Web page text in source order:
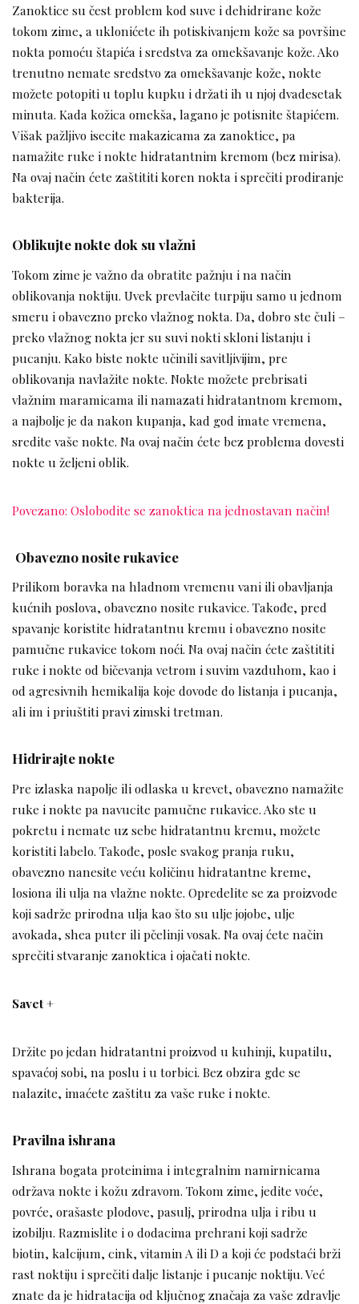
Zanoktice su čest problem kod suve i dehidrirane kože
tokom zime, a uklonićete ih potiskivanjem kože sa površine
nokta pomoću štapića i sredstva za omekšavanje kože. Ako
trenutno nemate sredstvo za omekšavanje kože, nokte
možete potopiti u toplu kupku i držati ih u njoj dvadesetak
minuta. Kada kožica omekša, lagano je potisnite štapićem.
Višak pažljivo isecite makazicama za zanoktice, pa
namažite ruke i nokte hidratantnim kremom (bez mirisa).
Na ovaj način ćete zaštititi koren nokta i sprečiti prodiranje
bakterija.
Oblikujte nokte dok su vlažni
Tokom zime je važno da obratite pažnju i na način
oblikovanja noktiju. Uvek prevlačite turpiju samo u jednom
smeru i obavezno preko vlažnog nokta. Da, dobro ste čuli –
preko vlažnog nokta jer su suvi nokti skloni listanju i
pucanju. Kako biste nokte učinili savitljivijim, pre
oblikovanja navlažite nokte. Nokte možete prebrisati
vlažnim maramicama ili namazati hidratantnom kremom,
a najbolje je da nakon kupanja, kad god imate vremena,
sredite vaše nokte. Na ovaj način ćete bez problema dovesti
nokte u željeni oblik.
Povezano: Oslobodite se zanoktica na jednostavan način!
Obavezno nosite rukavice
Prilikom boravka na hladnom vremenu vani ili obavljanja
kućnih poslova, obavezno nosite rukavice. Takođe, pred
spavanje koristite hidratantnu kremu i obavezno nosite
pamučne rukavice tokom noći. Na ovaj način ćete zaštititi
ruke i nokte od bičevanja vetrom i suvim vazduhom, kao i
od agresivnih hemikalija koje dovode do listanja i pucanja,
ali im i priuštiti pravi zimski tretman.
Hidrirajte nokte
Pre izlaska napolje ili odlaska u krevet, obavezno namažite
ruke i nokte pa navucite pamučne rukavice. Ako ste u
pokretu i nemate uz sebe hidratantnu kremu, možete
koristiti labelo. Takođe, posle svakog pranja ruku,
obavezno nanesite veću količinu hidratantne kreme,
losiona ili ulja na vlažne nokte. Opredelite se za proizvode
koji sadrže prirodna ulja kao što su ulje jojobe, ulje
avokada, shea puter ili pčelinji vosak. Na ovaj ćete način
sprečiti stvaranje zanoktica i ojačati nokte.
Savet +
Držite po jedan hidratantni proizvod u kuhinji, kupatilu,
spavaćoj sobi, na poslu i u torbici. Bez obzira gde se
nalazite, imaćete zaštitu za vaše ruke i nokte.
Pravilna ishrana
Ishrana bogata proteinima i integralnim namirnicama
održava nokte i kožu zdravom. Tokom zime, jedite voće,
povrće, orašaste plodove, pasulj, prirodna ulja i ribu u
izobilju. Razmislite i o dodacima prehrani koji sadrže
biotin, kalcijum, cink, vitamin A ili D a koji će podstaći brži
rast noktiju i sprečiti dalje listanje i pucanje noktiju. Već
znate da je hidratacija od ključnog značaja za vaše zdravlje